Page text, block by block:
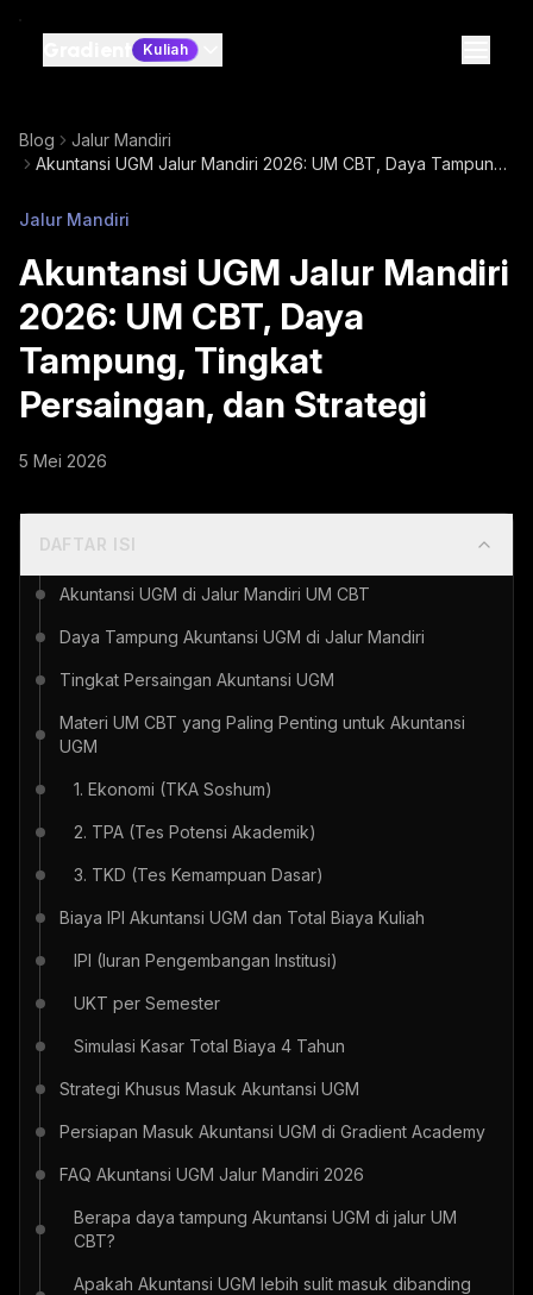
Kuliah
Blog
Jalur Mandiri
Akuntansi UGM Jalur Mandiri 2026: UM CBT, Daya Tampung,
Jalur Mandiri
Akuntansi UGM Jalur Mandiri
2026: UM CBT, Daya
Tampung, Tingkat
Persaingan, dan Strategi
5 Mei 2026
DAFTAR ISI
Akuntansi UGM di Jalur Mandiri UM CBT
Daya Tampung Akuntansi UGM di Jalur Mandiri
Tingkat Persaingan Akuntansi UGM
Materi UM CBT yang Paling Penting untuk Akuntansi
UGM
1. Ekonomi (TKA Soshum)
2. TPA (Tes Potensi Akademik)
3. TKD (Tes Kemampuan Dasar)
Biaya IPI Akuntansi UGM dan Total Biaya Kuliah
IPI (Iuran Pengembangan Institusi)
UKT per Semester
Simulasi Kasar Total Biaya 4 Tahun
Strategi Khusus Masuk Akuntansi UGM
Persiapan Masuk Akuntansi UGM di Gradient Academy
FAQ Akuntansi UGM Jalur Mandiri 2026
Berapa daya tampung Akuntansi UGM di jalur UM
CBT?
Apakah Akuntansi UGM lebih sulit masuk dibanding